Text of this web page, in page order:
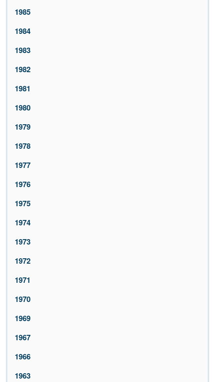
1985
1984
1983
1982
1981
1980
1979
1978
1977
1976
1975
1974
1973
1972
1971
1970
1969
1967
1966
1963